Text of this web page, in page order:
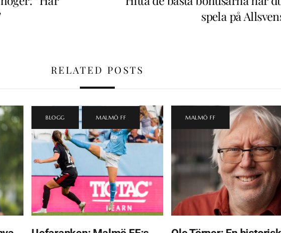
spela på
RELATED POSTS
BLOGG MALMÖ FF MALMÖ FF